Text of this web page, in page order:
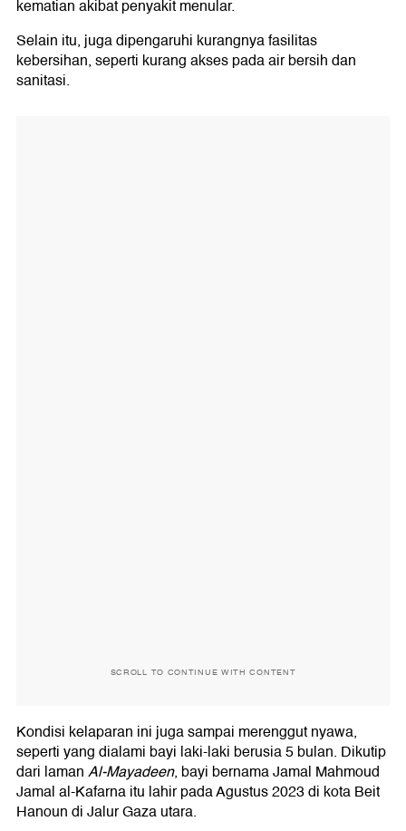
kematian akibat penyakit menular.
Selain itu, juga dipengaruhi kurangnya fasilitas
kebersihan, seperti kurang akses pada air bersih dan
sanitasi.
SCROLL TO CONTINUE WITH CONTENT
Kondisi kelaparan ini juga sampai merenggut nyawa,
seperti yang dialami bayi laki-laki berusia 5 bulan. Dikutip
dari lamanAl-Mayadeen, bayi bernama Jamal Mahmoud
Jamal al-Kafarna itu lahir pada Agustus 2023 di kota Beit
Hanoun di Jalur Gaza utara.